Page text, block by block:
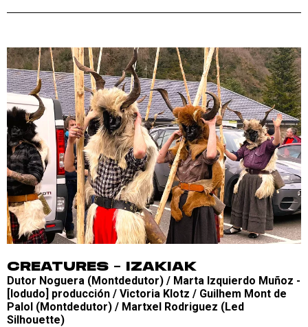
CREATURES – IZAKIAK
Dutor Noguera (Montdedutor) / Marta Izquierdo Muñoz -
[lodudo] producción / Victoria Klotz / Guilhem Mont de
Palol (Montdedutor) / Martxel Rodriguez (Led
Silhouette)